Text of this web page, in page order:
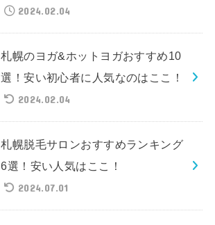
2024.02.04
札幌のヨガ&ホットヨガおすすめ10
選！安い初心者に人気なのはここ！
2024.02.04
札幌脱毛サロンおすすめランキング
6選！安い人気はここ！
2024.07.01